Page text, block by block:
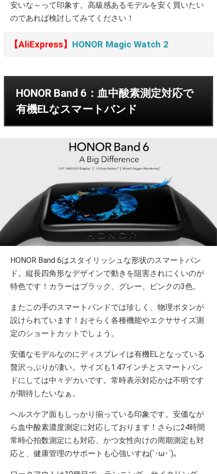
安いな～って印象す。高級感あるモデルを安く買いたい
のであれば検討してみてください！
【AliExpress】 HONOR Magic Watch 2
HONOR Band 6：血中酸素測定対応で
有機ELなスマートバンド
HONOR Band 6はスタイリッシュな形状のスマートバン
ド。縦長四角形なデザインで動きを阻害されにくいのが
特色です！カラーはブラック、グレー、ピンクの3色。
またこの手のスマートバンドでは珍しく、物理ボタンが
設けられています！おそらく各種機能やエクササイズ測
定のショートカットでしょう。
安価なモデルなのにディスプレイは有機ELとなっている
贅沢っぷりが凄い。サイズも1.47インチとスマートバン
ドにしては中々デカいです。常時表示対応かは不明です
が期待したいなぁ。
ヘルスケア面もしっかり揃っている印象です。安価なが
ら血中酸素濃度測定に対応しております！さらに24時間
常時心拍数測定にも対応、かつ女性向けの周期測定も対
応と、健康管理のサポートも心強いすね(`･ω･´)。